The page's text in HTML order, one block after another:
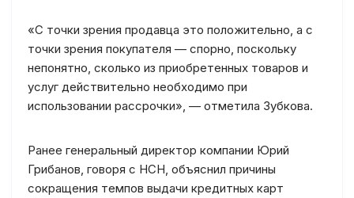
«С точки зрения продавца это положительно, а с
точки зрения покупателя — спорно, поскольку
непонятно, сколько из приобретенных товаров и
услуг действительно необходимо при
использовании рассрочки», — отметила Зубкова.
Ранее генеральный директор компании Юрий
Грибанов, говоря с НСН, объяснил причины
сокращения темпов выдачи кредитных карт